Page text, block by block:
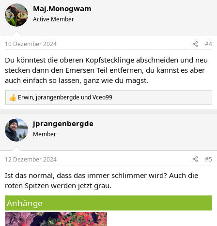
Maj.Monogwam
Active Member
10 Dezember 2024 #4
Du könntest die oberen Kopfstecklinge abschneiden und neu
stecken dann den Emersen Teil entfernen, du kannst es aber
auch einfach so lassen, ganz wie du magst.
R
e
k
t
i
e
:
Erwin, jprangenbergde undVceo99
jprangenbergde
Member
12 Dezember 2024 #5
Ist das normal, dass das immer schlimmer wird? Auch die
roten Spitzen werden jetzt grau.
Anhänge